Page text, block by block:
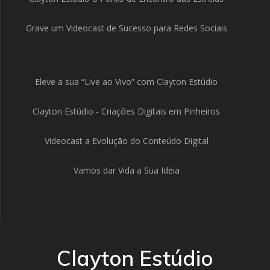
Grave um Videocast de Sucesso para Redes Sociais
Eleve a sua “Live ao Vivo” com Clayton Estúdio
Clayton Estúdio - Criações Digitais em Pinheiros
Videocast a Evolução do Conteúdo Digital
Vamos dar Vida a Sua Ideia
Clayton Estúdio